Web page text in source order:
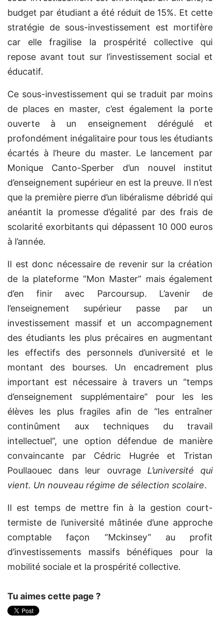
budget par étudiant a été réduit de 15%. Et cette
stratégie de sous-investissement est mortifère
car elle fragilise la prospérité collective qui
repose avant tout sur l’investissement social et
éducatif.
Ce sous-investissement qui se traduit par moins
de places en master, c’est également la porte
ouverte à un enseignement dérégulé et
profondément inégalitaire pour tous les étudiants
écartés à l’heure du master. Le lancement par
Monique Canto-Sperber d’un nouvel institut
d’enseignement supérieur en est la preuve. Il n’est
que la première pierre d’un libéralisme débridé qui
anéantit la promesse d’égalité par des frais de
scolarité exorbitants qui dépassent 10 000 euros
à l’année.
Il est donc nécessaire de revenir sur la création
de la plateforme “Mon Master” mais également
d’en finir avec Parcoursup. L’avenir de
l’enseignement supérieur passe par un
investissement massif et un accompagnement
des étudiants les plus précaires en augmentant
les effectifs des personnels d’université et le
montant des bourses. Un encadrement plus
important est nécessaire à travers un “temps
d’enseignement supplémentaire” pour les les
élèves les plus fragiles afin de “les entraîner
continûment aux techniques du travail
intellectuel”, une option défendue de manière
convaincante par Cédric Hugrée et Tristan
Poullaouec dans leur ouvrageL’université qui
vient. Un nouveau régime de sélection scolaire.
Il est temps de mettre fin à la gestion court-
termiste de l’université mâtinée d’une approche
comptable façon “Mckinsey” au profit
d’investissements massifs bénéfiques pour la
mobilité sociale et la prospérité collective.
Tu aimes cette page ?